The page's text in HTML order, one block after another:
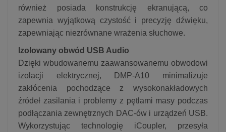
również posiada konstrukcję ekranującą, co
zapewnia wyjątkową czystość i precyzję dźwięku,
zapewniając niezrównane wrażenia słuchowe.
Izolowany obwód USB Audio
Dzięki wbudowanemu zaawansowanemu obwodowi
izolacji elektrycznej, DMP-A10 minimalizuje
zakłócenia pochodzące z wysokonakładowych
źródeł zasilania i problemy z pętlami masy podczas
podłączania zewnętrznych DAC-ów i urządzeń USB.
Wykorzystując technologię iCoupler, przesyła